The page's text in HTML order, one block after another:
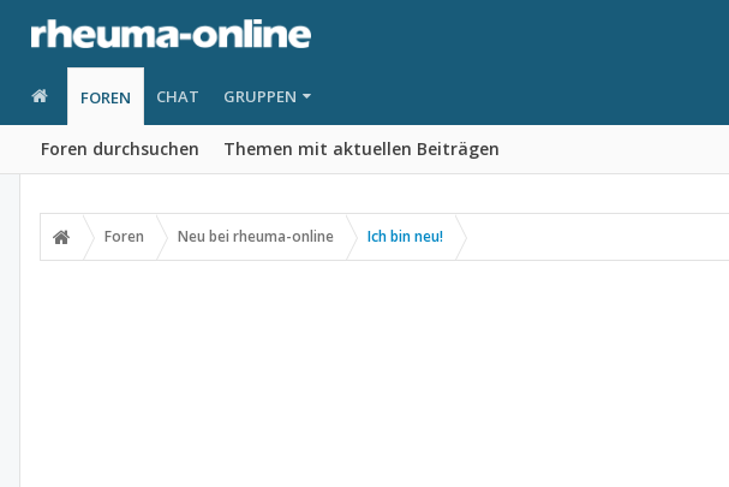
FOREN
Foren durchsuchen Themen mit aktuellen Beiträgen
CHAT GRUPPEN
Foren Neu bei rheuma-online Ich bin neu!